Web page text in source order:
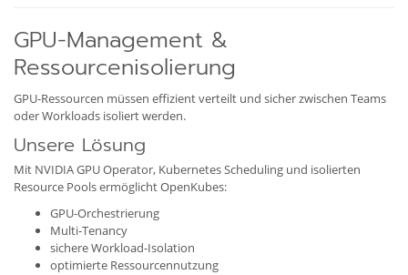
GPU-Management &
Ressourcenisolierung
GPU-Ressourcen müssen effizient verteilt und sicher zwischen Teams
oder Workloads isoliert werden.
Unsere Lösung
Mit NVIDIA GPU Operator, Kubernetes Scheduling und isolierten
Resource Pools ermöglicht OpenKubes:
GPU-Orchestrierung
Multi-Tenancy
sichere Workload-Isolation
optimierte Ressourcennutzung